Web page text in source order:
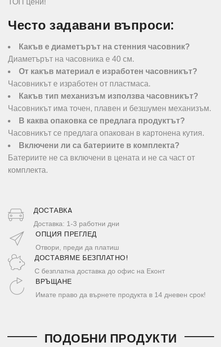
ТОП цени!
Често задавани въпроси:
Какъв е диаметърът на стенния часовник?
Диаметърът на часовника е 40 см.
От какъв материал е изработен часовникът?
Часовникът е изработен от пластмаса.
Какъв тип механизъм използва часовникът?
Часовникът има точен, плавен и безшумен механизъм.
В каква опаковка се предлага продуктът?
Часовникът се предлага опакован в картонена кутия.
Включени ли са батериите в комплекта?
Батериите не са включени в цената и не са част от
комплекта.
ДОСТАВКA
Доставка: 1-3 работни дни
ОПЦИЯ ПРЕГЛЕД
Отвори, преди да платиш
ДОСТАВЯМЕ БЕЗПЛАТНО!
С безплатна доставка до офис на Еконт
ВРЪЩАНЕ
Имате право да върнете продукта в 14 дневен срок!
ПОДОБНИ ПРОДУКТИ